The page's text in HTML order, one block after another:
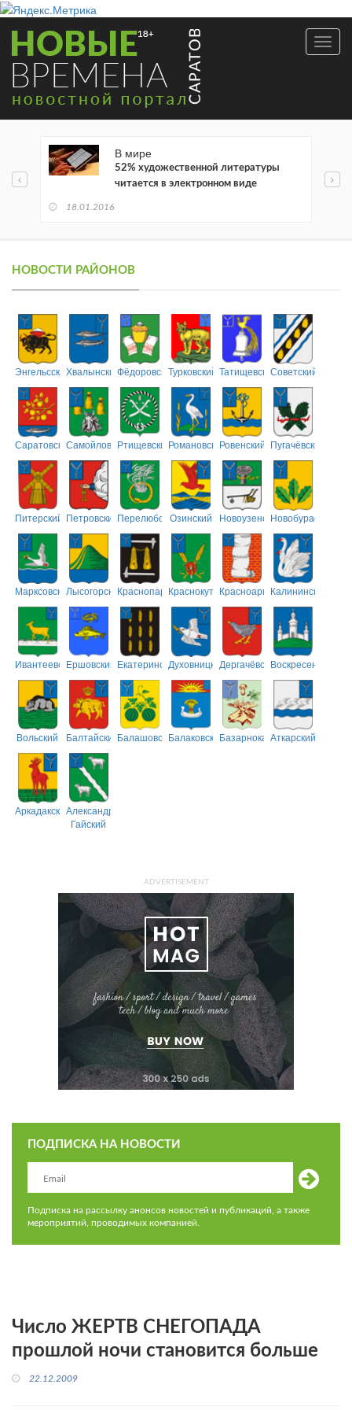
В мире
52% художественной литературы
читается в электронном виде
18.01.2016
НОВОСТИ РАЙОНОВ
ЭнгельсскийХвалынскийФёдоровскийТурковский ТатищевскийСоветский
СаратовскийСамойловскийРтищевскийРомановскийРовенский Пугачёвский
Питерский ПетровскийПерелюбскийОзинский НовоузенскийНовобурасский
МарксовскийЛысогорскийКраснопартизанский
КраснокутскийКрасноармейский
Калининский
ИвантеевскийЕршовский ЕкатериновскийДуховницкийДергачёвскийВоскресенский
Вольский БалтайскийБалашовскийБалаковскийБазарнокарабулакский
Аткарский
АркадакскийАлександрово-
Гайский
ADVERTISEMENT
ПОДПИСКА НА НОВОСТИ
Подписка на рассылку анонсов новостей и публикаций, а также
мероприятий, проводимых компанией.
Число ЖЕРТВ СНЕГОПАДА
прошлой ночи становится больше
22.12.2009